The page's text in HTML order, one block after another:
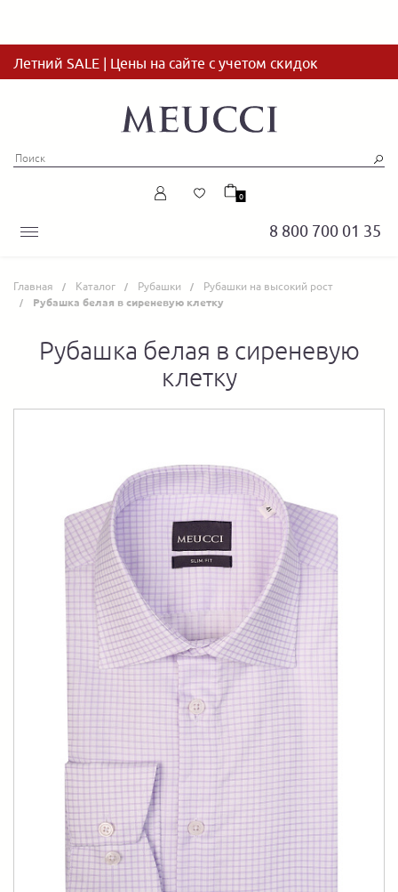
Летний SALE | Цены на сайте с учетом скидок
8 800 700 01 35
0
Главная Каталог Рубашки Рубашки на высокий рост
Рубашка белая в сиреневую клетку
Рубашка белая в сиреневую
клетку